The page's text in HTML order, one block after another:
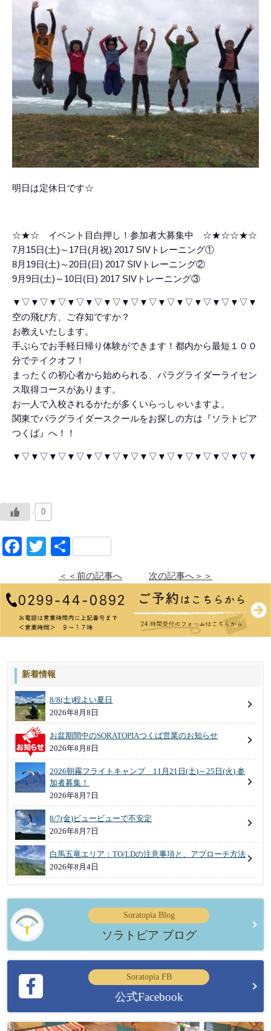
明日は定休日です☆
☆★☆ イベント目白押し！参加者大募集中 ☆★☆☆★☆
7月15日(土)～17日(月祝) 2017 SIVトレーニング①
8月19日(土)～20日(日) 2017 SIVトレーニング②
9月9日(土)～10日(日) 2017 SIVトレーニング③
▼▽▼▽▼▽▼▽▼▽▼▽▼▽▼▽▼▽▼▽▼▽▼▽▼▽▼
空の飛び方、ご存知ですか？
お教えいたします。
手ぶらでお手軽日帰り体験ができます！都内から最短１００
分でテイクオフ！
まったくの初心者から始められる、パラグライダーライセン
ス取得コースがあります。
お一人で入校されるかたが多くいらっしゃいますよ。
関東でパラグライダースクールをお探しの方は『ソラトピア
つくば』へ！！
▼▽▼▽▼▽▼▽▼▽▼▽▼▽▼▽▼▽▼▽▼▽▼▽▼▽▼
0
Facebook
Twitter
共
＜＜前の記事へ 次の記事へ＞＞
新着情報
8/8(土)程よい夏日
2026年8月8日
お盆期間中のSORATOPIAつくば営業のお知らせ
2026年8月8日
2026朝霧フライトキャンプ 11月21日(土)～25日(火) 参
加者募集！
2026年8月7日
8/7(金)ビュービューで不安定
2026年8月7日
白馬五竜エリア：TO/LDの注意事項と、アプローチ方法
2026年8月4日
Soratopia Blog
ソラトピア ブログ
Soratopia FB
公式Facebook